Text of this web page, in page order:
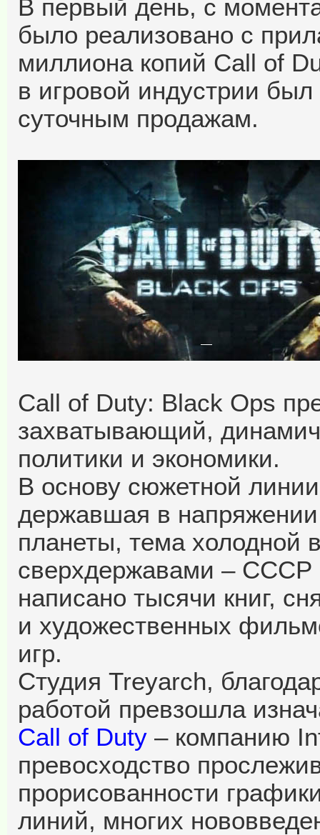
В первый день, с
было реализовано с
миллиона копий Call of
в игровой индустрии
суточным продажам.
Call of Duty: Black Ops
захватывающий,
политики и экономики.
В основу сюжетной
державшая в
планеты, тема холодной
сверхдержавами –
написано тысячи книг,
и художественных
игр.
Студия Treyarch,
работой превзошла
Call of Duty – компанию
превосходство
прорисованности
линий, многих